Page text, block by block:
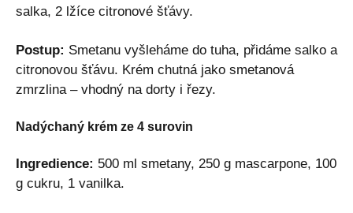
salka, 2 lžíce citronové šťávy.
Postup: Smetanu vyšleháme do tuha, přidáme salko a
citronovou šťávu. Krém chutná jako smetanová
zmrzlina – vhodný na dorty i řezy.
Nadýchaný krém ze 4 surovin
Ingredience: 500 ml smetany, 250 g mascarpone, 100
g cukru, 1 vanilka.